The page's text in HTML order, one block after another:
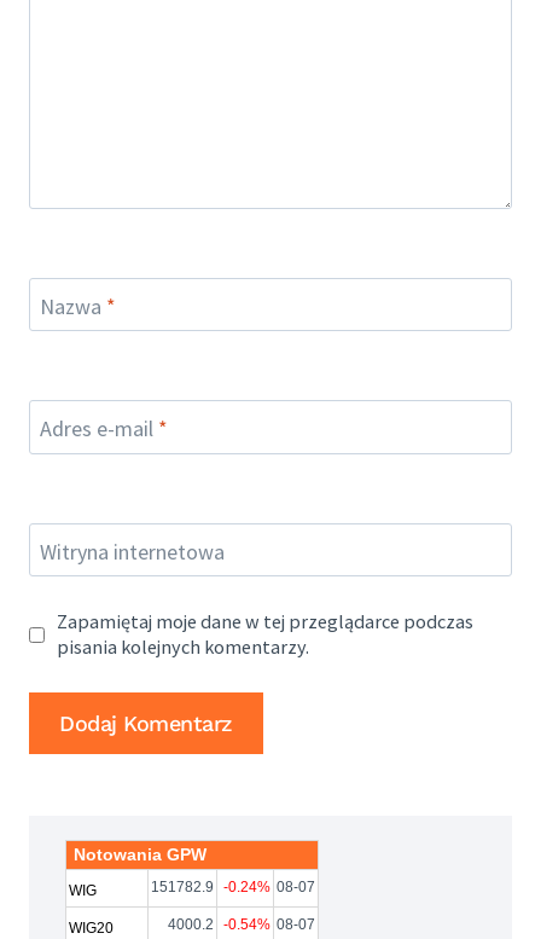
Nazwa *
Adres e-mail *
Witryna internetowa
Zapamiętaj moje dane w tej przeglądarce podczas
pisania kolejnych komentarzy.
Notowania GPW
WIG 151782.9 -0.24% 08-07
WIG20 4000.2 -0.54% 08-07